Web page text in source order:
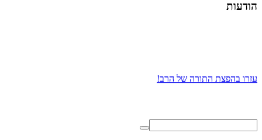
הודעות
עזרו בהפצת התורה של הרב!